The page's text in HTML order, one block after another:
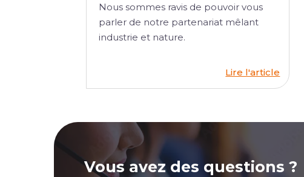
Nous sommes ravis de pouvoir vous
parler de notre partenariat mêlant
industrie et nature.
Lire l'article
Vous avez des questions ?